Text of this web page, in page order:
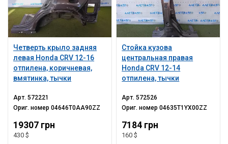
Четверть крыло задняя
левая Honda CRV 12-16
отпилена, коричневая,
вмятинка, тычки
Арт.572221
Ориг. номер04646T0AA90ZZ
19307 грн
430 $
Стойка кузова
центральная правая
Honda CRV 12-14
отпилена, тычки
Арт.572526
Ориг. номер04635T1YX00ZZ
7184 грн
160 $